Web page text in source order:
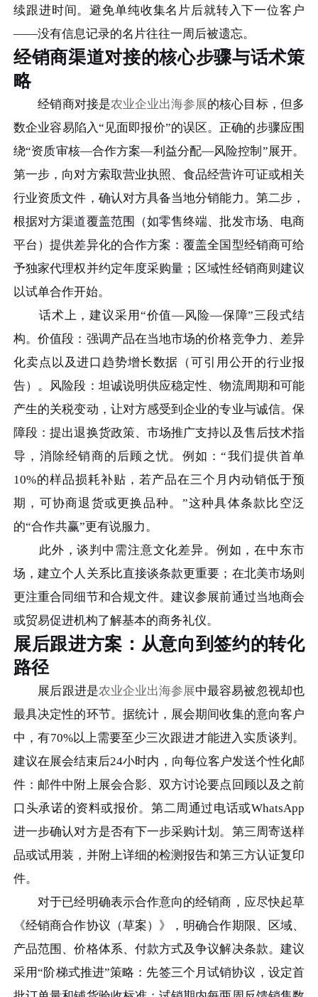
续跟进时间。避免单纯收集名片后就转入下一位客户
——没有信息记录的名片往往一周后被遗忘。
经销商渠道对接的核心步骤与话术策
略
经销商对接是农业企业出海参展的核心目标，但多
数企业容易陷入“见面即报价”的误区。正确的步骤应围
绕“资质审核—合作方案—利益分配—风险控制”展开。
第一步，向对方索取营业执照、食品经营许可证或相关
行业资质文件，确认对方具备当地分销能力。第二步，
根据对方渠道覆盖范围（如零售终端、批发市场、电商
平台）提供差异化的合作方案：覆盖全国型经销商可给
予独家代理权并约定年度采购量；区域性经销商则建议
以试单合作开始。
话术上，建议采用“价值—风险—保障”三段式结
构。价值段：强调产品在当地市场的价格竞争力、差异
化卖点以及进口趋势增长数据（可引用公开的行业报
告）。风险段：坦诚说明供应稳定性、物流周期和可能
产生的关税变动，让对方感受到企业的专业与诚信。保
障段：提出退换货政策、市场推广支持以及售后技术指
导，消除经销商的后顾之忧。例如：“我们提供首单
10%的样品损耗补贴，若产品在三个月内动销低于预
期，可协商退货或更换品种。”这种具体条款比空泛
的“合作共赢”更有说服力。
此外，谈判中需注意文化差异。例如，在中东市
场，建立个人关系比直接谈条款更重要；在北美市场则
更注重合同细节和合规文件。建议参展前通过当地商会
或贸易促进机构了解基本的商务礼仪。
展后跟进方案：从意向到签约的转化
路径
展后跟进是农业企业出海参展中最容易被忽视却也
最具决定性的环节。据统计，展会期间收集的意向客户
中，有70%以上需要至少三次跟进才能进入实质谈判。
建议在展会结束后24小时内，向每位客户发送个性化邮
件：邮件中附上展会合影、双方讨论要点回顾以及之前
口头承诺的资料或报价。第二周通过电话或WhatsApp
进一步确认对方是否有下一步采购计划。第三周寄送样
品或试用装，并附上详细的检测报告和第三方认证复印
件。
对于已经明确表示合作意向的经销商，应尽快起草
《经销商合作协议（草案）》，明确合作期限、区域、
产品范围、价格体系、付款方式及争议解决条款。建议
采用“阶梯式推进”策略：先签三个月试销协议，设定首